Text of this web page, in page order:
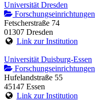
Universität Dresden
Forschungseinrichtungen
Fetscherstraße 74
01307 Dresden
Link zur Institution
Universität Duisburg-Essen
Forschungseinrichtungen
Hufelandstraße 55
45147 Essen
Link zur Institution